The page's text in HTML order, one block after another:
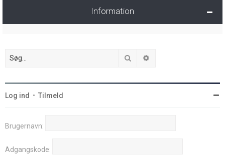
Information
Søg
Log ind • Tilmeld
Brugernavn:
Adgangskode: